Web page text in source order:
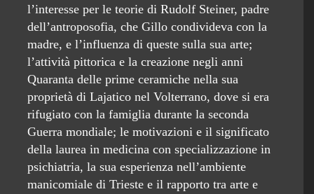
l’interesse per le teorie di Rudolf Steiner, padre
dell’antroposofia, che Gillo condivideva con la
madre, e l’influenza di queste sulla sua arte;
l’attività pittorica e la creazione negli anni
Quaranta delle prime ceramiche nella sua
proprietà di Lajatico nel Volterrano, dove si era
rifugiato con la famiglia durante la seconda
Guerra mondiale; le motivazioni e il significato
della laurea in medicina con specializzazione in
psichiatria, la sua esperienza nell’ambiente
manicomiale di Trieste e il rapporto tra arte e